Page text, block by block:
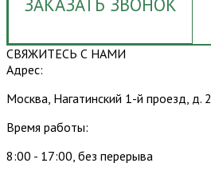
СВЯЖИТЕСЬ С НАМИ
Адрес:
Москва, Нагатинский 1-й проезд, д. 2
Время работы:
8:00 - 17:00, без перерыва